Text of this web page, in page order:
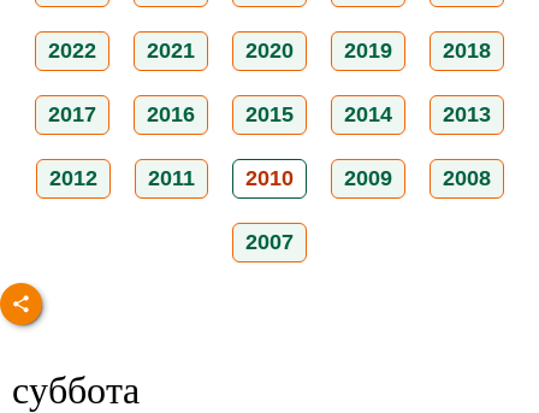
2022 2021 2020 2019 2018
2017 2016 2015 2014 2013
2012 2011 2010 2009 2008
2007
суббота